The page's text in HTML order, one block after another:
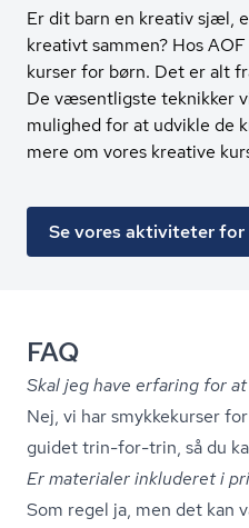
Er dit barn en kreativ sjæl,
kreativt sammen? Hos
kurser for børn. Det er alt
De væsentligste teknikker
mulighed for at udvikle de
mere om vores kreative
Se vores aktiviteter for
FAQ
Skal jeg have erfaring for
Nej, vi har smykkekurser
guidet trin-for-trin, så du
Er materialer inkluderet i
Som regel ja, men det kan